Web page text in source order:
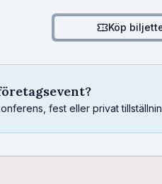
Köp
fest eller privat